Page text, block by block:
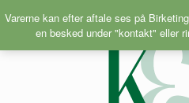
Varerne kan efter aftale ses på
en besked under "kontakt" eller
til